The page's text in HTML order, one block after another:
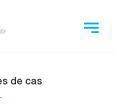
de cas